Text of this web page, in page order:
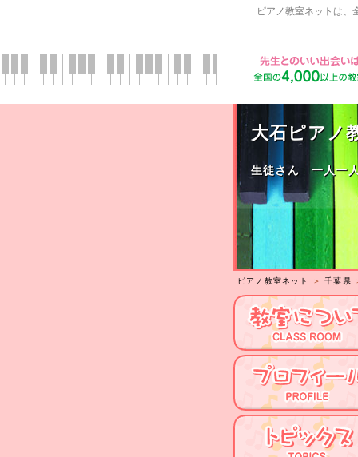
ピアノ教室ネットは、
大石ピアノ
生徒さん 一人一
ピアノ教室ネット ＞千葉県